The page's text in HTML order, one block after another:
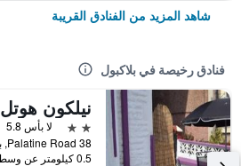
شاهد المزيد من الفنادق القريبة
فنادق رخيصة في بلاكبول
نيلكون هوتل
2 نجمتين
لا بأس 5.8
0.5 كيلومتر عن وسط المدينة